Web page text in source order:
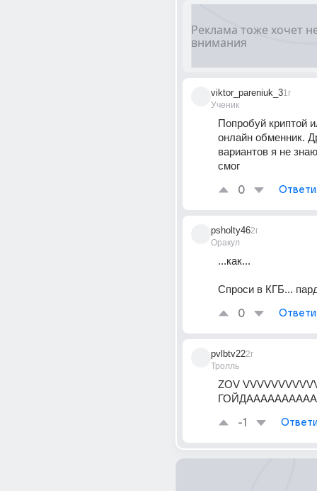
viktor_pareniuk_3
Ученик
1г
Попробуй криптой
онлайн обменник.
вариантов я не
смог
0
psholty46
Оракул
2г
...как...
Спроси в КГБ...
0
pvlbtv22
Тролль
2г
ZOV
-1